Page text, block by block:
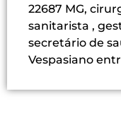
22687 MG,
sanitarista ,
secretário de
Vespasiano